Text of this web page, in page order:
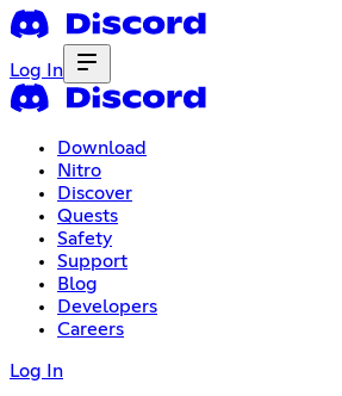
Log In
Download
Nitro
Discover
Quests
Safety
Support
Blog
Developers
Careers
Log In